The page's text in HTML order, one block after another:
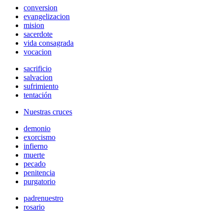
conversion
evangelizacion
mision
sacerdote
vida consagrada
vocacion
sacrificio
salvacion
sufrimiento
tentación
Nuestras cruces
demonio
exorcismo
infierno
muerte
pecado
penitencia
purgatorio
padrenuestro
rosario